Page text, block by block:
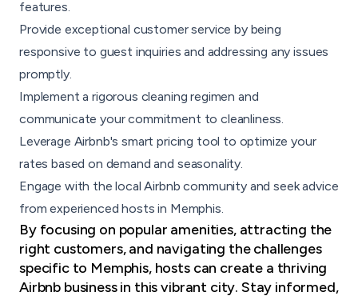
features.
Provide exceptional customer service by being
responsive to guest inquiries and addressing any issues
promptly.
Implement a rigorous cleaning regimen and
communicate your commitment to cleanliness.
Leverage Airbnb's smart pricing tool to optimize your
rates based on demand and seasonality.
Engage with the local Airbnb community and seek advice
from experienced hosts in Memphis.
By focusing on popular amenities, attracting the
right customers, and navigating the challenges
specific to Memphis, hosts can create a thriving
Airbnb business in this vibrant city. Stay informed,